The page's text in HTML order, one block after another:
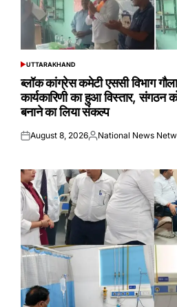
POSTED
UTTARAKHAND
ब्लॉक कांग्रेस कमेटी एससी विभाग
कार्यकारिणी का हुआ विस्तार,
बनाने का लिया संकल्प
Posted
August 8, 2026Posted
National News